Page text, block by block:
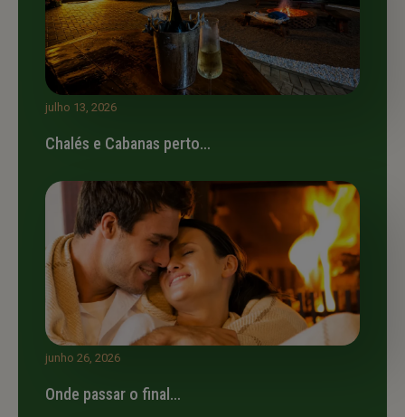
julho 13, 2026
Chalés e Cabanas perto…
junho 26, 2026
Onde passar o final…